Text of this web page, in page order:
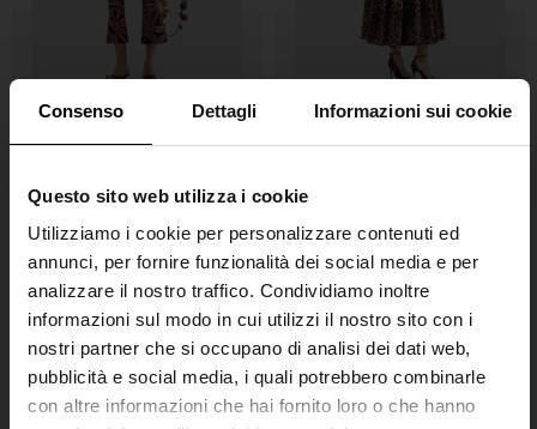
Consenso Dettagli Informazioni sui cookie
Questo sito web utilizza i cookie
Utilizziamo i cookie per personalizzare contenuti ed
annunci, per fornire funzionalità dei social media e per
analizzare il nostro traffico. Condividiamo inoltre
informazioni sul modo in cui utilizzi il nostro sito con i
nostri partner che si occupano di analisi dei dati web,
pubblicità e social media, i quali potrebbero combinarle
con altre informazioni che hai fornito loro o che hanno
Dolce & Gabbana
Set bikini triangolo con
Dolce & Gabbana
Sandali flat in pelle DG Logo